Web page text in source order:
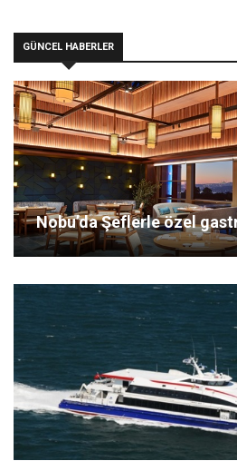
GÜNCEL HABERLER
Nobu’da Şeflerle özel